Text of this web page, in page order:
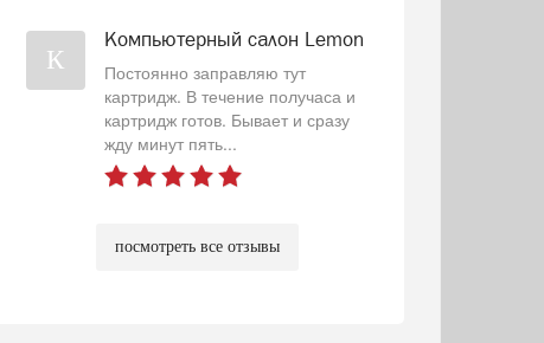
К
Компьютерный салон Lemon
Постоянно заправляю тут
картридж. В течение получаса и
картридж готов. Бывает и сразу
жду минут пять...
посмотреть все отзывы